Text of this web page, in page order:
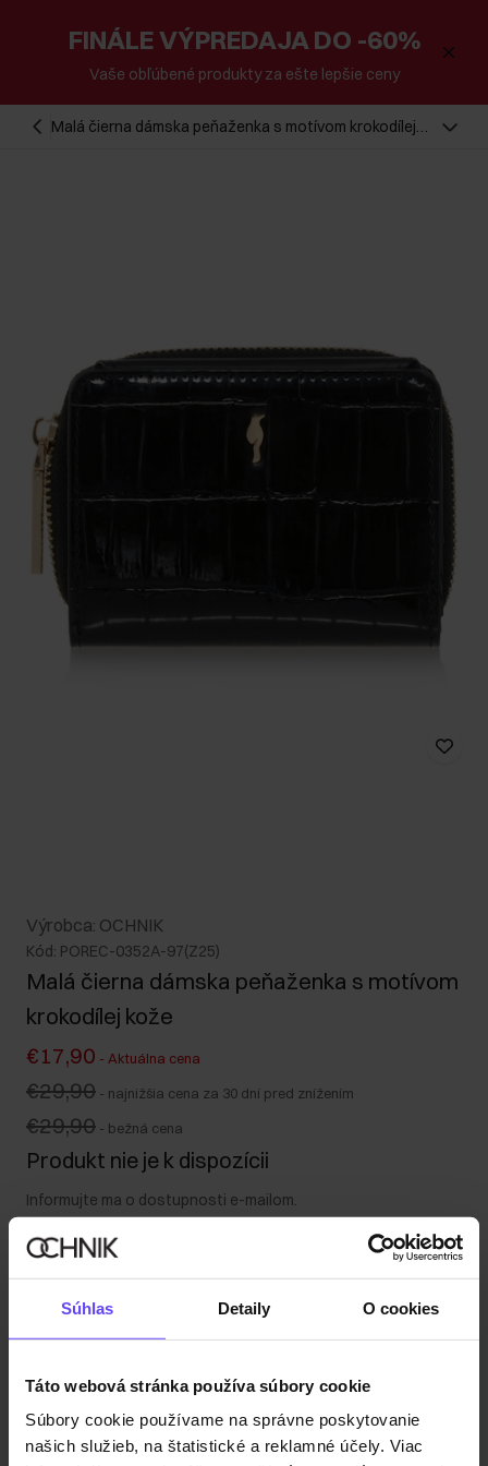
Súhlas Detaily O cookies
Táto webová stránka používa súbory cookie
Súbory cookie používame na správne poskytovanie
našich služieb, na štatistické a reklamné účely. Viac
FINÁLE VÝPREDAJA DO -60%
Vaše obľúbené produkty za ešte lepšie ceny
Malá čierna dámska peňaženka s motívom krokodílej
Výrobca: OCHNIK
Kód: POREC-0352A-97(Z25)
Malá čierna dámska peňaženka s motívom
krokodílej kože
€17,90 - Aktuálna cena
€29,90 - najnižšia cena za 30 dní pred znížením
€29,90 - bežná cena
Produkt nie je k dispozícii
Informujte ma o dostupnosti e-mailom.
Vaša e-mailová adresa
Popis produktu